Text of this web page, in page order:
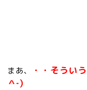
まあ、
・・そうい
＾‐）